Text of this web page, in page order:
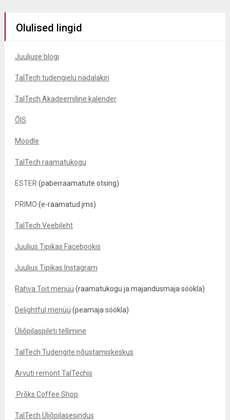
Olulised lingid
Juuliuse blogi
TalTech tudengielu nädalakiri
TalTech Akadeemiline kalender
ÕIS
Moodle
TalTech raamatukogu
ESTER (paberraamatute otsing)
PRIMO (e-raamatud jms)
TalTech Veebileht
Juulius Tipikas Facebookis
Juulius Tipikas Instagram
Rahva Toit menüü (raamatukogu ja majandusmaja söökla)
Delightful menüü (peamaja söökla)
Üliõpilaspileti tellimine
TalTech Tudengite nõustamiskeskus
Arvuti remont TalTechis
Prõks Coffee Shop
TalTech Üliõpilasesindus